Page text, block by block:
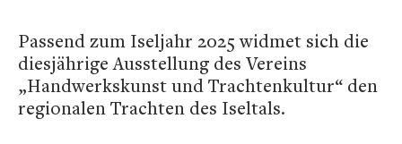
Passend zum Iseljahr 2025 widmet sich die
diesjährige Ausstellung des Vereins
„Handwerkskunst und Trachtenkultur“ den
regionalen Trachten des Iseltals.